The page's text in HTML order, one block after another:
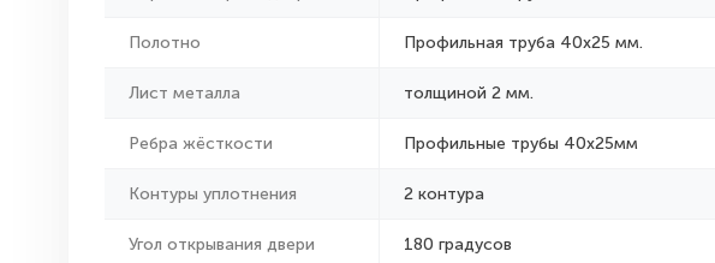
Полотно Профильная труба 40х25 мм.
Лист металла толщиной 2 мм.
Ребра жёсткости Профильные трубы 40х25мм
Контуры уплотнения 2 контура
Угол открывания двери 180 градусов